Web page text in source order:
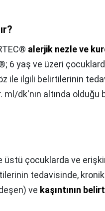
alerjik nezle ve
6 yaş ve üzeri
ile ilgili belirtilerinin
dk'nın altında olduğu
üstü çocuklarda ve
tedavisinde,
ve kaşıntının